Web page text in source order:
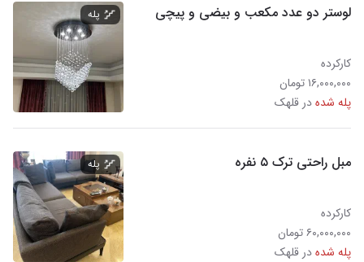
لوستر دو عدد مکعب و بیضی و پیچی
کارکرده
۱۶,۰۰۰,۰۰۰ تومان
پله شدهدر قلهک
پله
مبل راحتی ترک ۵ نفره
کارکرده
۶۰,۰۰۰,۰۰۰ تومان
پله شدهدر قلهک
پله